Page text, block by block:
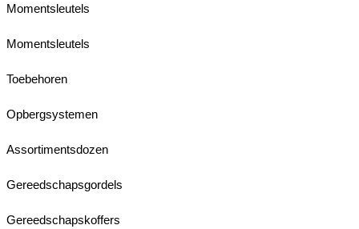
Momentsleutels
Momentsleutels
Toebehoren
Opbergsystemen
Assortimentsdozen
Gereedschapsgordels
Gereedschapskoffers